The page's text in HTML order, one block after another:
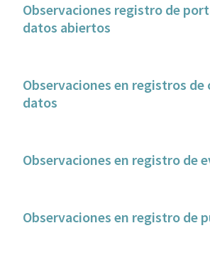
Observaciones registro de
datos abiertos
Observaciones en registros
datos
Observaciones en registro de
Observaciones en registro de